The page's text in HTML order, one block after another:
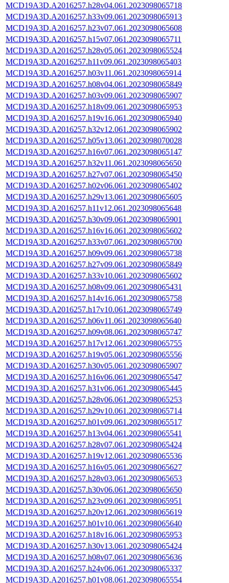
MCD19A3D.A2016257.h28v04.061.2023098065718
MCD19A3D.A2016257.h33v09.061.2023098065913
MCD19A3D.A2016257.h23v07.061.2023098065608
MCD19A3D.A2016257.h15v07.061.2023098065711
MCD19A3D.A2016257.h28v05.061.2023098065524
MCD19A3D.A2016257.h11v09.061.2023098065403
MCD19A3D.A2016257.h03v11.061.2023098065914
MCD19A3D.A2016257.h08v04.061.2023098065849
MCD19A3D.A2016257.h03v09.061.2023098065907
MCD19A3D.A2016257.h18v09.061.2023098065953
MCD19A3D.A2016257.h19v16.061.2023098065940
MCD19A3D.A2016257.h32v12.061.2023098065902
MCD19A3D.A2016257.h05v13.061.2023098070028
MCD19A3D.A2016257.h16v07.061.2023098065147
MCD19A3D.A2016257.h32v11.061.2023098065650
MCD19A3D.A2016257.h27v07.061.2023098065450
MCD19A3D.A2016257.h02v06.061.2023098065402
MCD19A3D.A2016257.h29v13.061.2023098065605
MCD19A3D.A2016257.h11v12.061.2023098065648
MCD19A3D.A2016257.h30v09.061.2023098065901
MCD19A3D.A2016257.h16v16.061.2023098065602
MCD19A3D.A2016257.h33v07.061.2023098065700
MCD19A3D.A2016257.h09v09.061.2023098065738
MCD19A3D.A2016257.h27v09.061.2023098065849
MCD19A3D.A2016257.h33v10.061.2023098065602
MCD19A3D.A2016257.h08v09.061.2023098065431
MCD19A3D.A2016257.h14v16.061.2023098065758
MCD19A3D.A2016257.h17v10.061.2023098065749
MCD19A3D.A2016257.h06v11.061.2023098065640
MCD19A3D.A2016257.h09v08.061.2023098065747
MCD19A3D.A2016257.h17v12.061.2023098065755
MCD19A3D.A2016257.h19v05.061.2023098065556
MCD19A3D.A2016257.h30v05.061.2023098065907
MCD19A3D.A2016257.h16v06.061.2023098065547
MCD19A3D.A2016257.h31v06.061.2023098065445
MCD19A3D.A2016257.h28v06.061.2023098065253
MCD19A3D.A2016257.h29v10.061.2023098065714
MCD19A3D.A2016257.h01v09.061.2023098065517
MCD19A3D.A2016257.h13v04.061.2023098065541
MCD19A3D.A2016257.h28v07.061.2023098065424
MCD19A3D.A2016257.h19v12.061.2023098065536
MCD19A3D.A2016257.h16v05.061.2023098065627
MCD19A3D.A2016257.h28v03.061.2023098065653
MCD19A3D.A2016257.h30v06.061.2023098065650
MCD19A3D.A2016257.h23v09.061.2023098065951
MCD19A3D.A2016257.h20v12.061.2023098065619
MCD19A3D.A2016257.h01v10.061.2023098065640
MCD19A3D.A2016257.h18v16.061.2023098065953
MCD19A3D.A2016257.h30v13.061.2023098065424
MCD19A3D.A2016257.h08v07.061.2023098065636
MCD19A3D.A2016257.h24v06.061.2023098065337
MCD19A3D.A2016257.h01v08.061.2023098065554